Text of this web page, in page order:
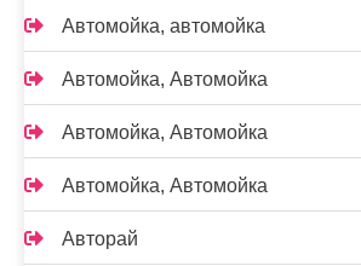
Автомойка, автомойка
Автомойка, Автомойка
Автомойка, Автомойка
Автомойка, Автомойка
Авторай